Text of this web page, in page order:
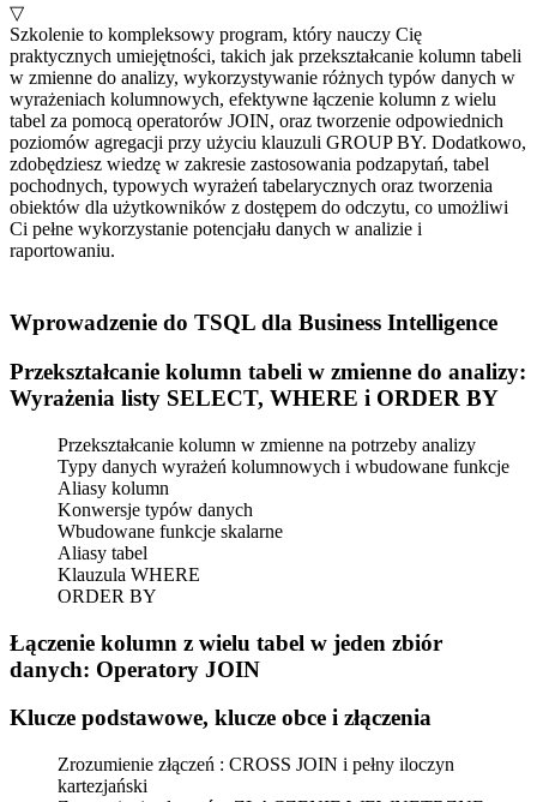
▽
Szkolenie to kompleksowy program, który nauczy Cię
praktycznych umiejętności, takich jak przekształcanie kolumn tabeli
w zmienne do analizy, wykorzystywanie różnych typów danych w
wyrażeniach kolumnowych, efektywne łączenie kolumn z wielu
tabel za pomocą operatorów JOIN, oraz tworzenie odpowiednich
poziomów agregacji przy użyciu klauzuli GROUP BY. Dodatkowo,
zdobędziesz wiedzę w zakresie zastosowania podzapytań, tabel
pochodnych, typowych wyrażeń tabelarycznych oraz tworzenia
obiektów dla użytkowników z dostępem do odczytu, co umożliwi
Ci pełne wykorzystanie potencjału danych w analizie i
raportowaniu.
Wprowadzenie do TSQL dla Business Intelligence
Przekształcanie kolumn tabeli w zmienne do analizy:
Wyrażenia listy SELECT, WHERE i ORDER BY
Przekształcanie kolumn w zmienne na potrzeby analizy
Typy danych wyrażeń kolumnowych i wbudowane funkcje
Aliasy kolumn
Konwersje typów danych
Wbudowane funkcje skalarne
Aliasy tabel
Klauzula WHERE
ORDER BY
Łączenie kolumn z wielu tabel w jeden zbiór
danych: Operatory JOIN
Klucze podstawowe, klucze obce i złączenia
Zrozumienie złączeń : CROSS JOIN i pełny iloczyn
kartezjański